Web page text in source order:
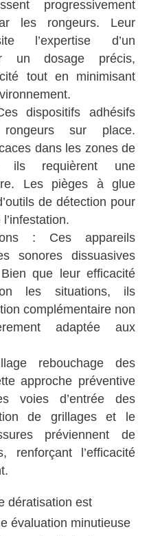
progressivement
les rongeurs. Leur
l’expertise d’un
un dosage précis,
tout en minimisant
dispositifs adhésifs
sur place.
dans les zones de
ils requièrent une
Les pièges à glue
de détection pour
: Ces appareils
sonores dissuasives
que leur efficacité
les situations, ils
complémentaire non
adaptée aux
rebouchage des
approche préventive
voies d’entrée des
de grillages et le
préviennent de
renforçant l’efficacité
dératisation est
évaluation minutieuse